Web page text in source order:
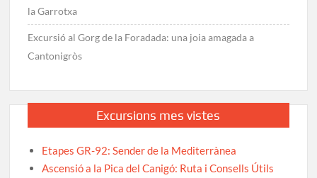
la Garrotxa
Excursió al Gorg de la Foradada: una joia amagada a
Cantonigròs
Excursions mes vistes
Etapes GR-92: Sender de la Mediterrànea
Ascensió a la Pica del Canigó: Ruta i Consells Útils